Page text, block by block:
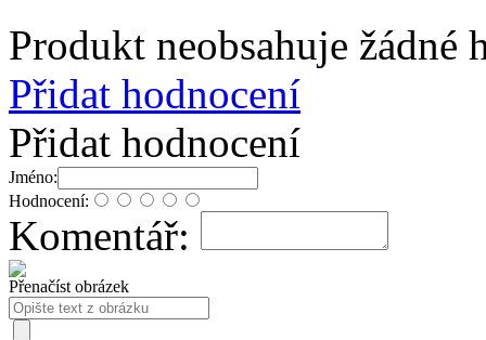
Produkt neobsahuje žádné
Přidat hodnocení
Přidat hodnocení
Jméno:
Hodnocení:
Komentář:
Přenačíst obrázek